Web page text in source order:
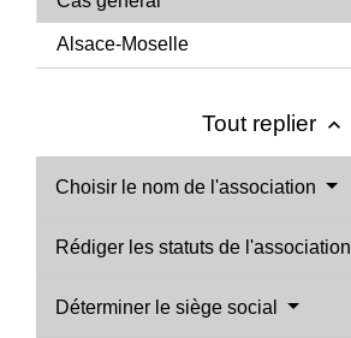
Alsace-Moselle
Tout replier keyboard_arrow_up
Choisir le nom de l'association
Rédiger les statuts de l'association
Déterminer le siège social